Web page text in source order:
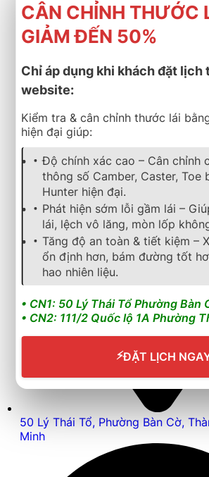
CÂN CHỈNH THƯỚC
GIẢM ĐẾN 50%
Chỉ áp dụng khi khách đặt lịch
website:
Kiểm tra & cân chỉnh thước lái
hiện đại giúp:
Độ chính xác cao – Cân chỉnh
thông số Camber, Caster, Toe
Hunter hiện đại.
Phát hiện sớm lỗi gầm lái –
lái, lệch vô lăng, mòn lốp
Tăng độ an toàn & tiết kiệm –
ổn định hơn, bám đường tốt
hao nhiên liệu.
• CN1: 50 Lý Thái Tổ Phường Bàn
• CN2: 111/2 Quốc lộ 1A Phường
⚡ĐẶT LỊCH
50 Lý Thái Tổ, Phường Bàn Cờ,
Minh